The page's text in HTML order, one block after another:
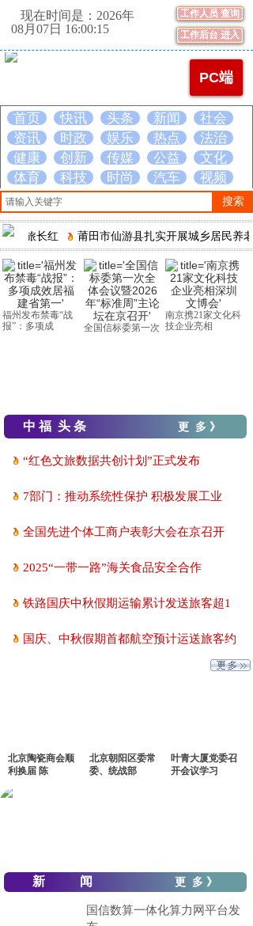
工作人员 查询
现在时间是：2026年
08月07日 16:00:16
工作后台 进入
PC端
首页 快讯 头条 新闻
社会
资讯
时政 娱乐 热点
法治
健康
创新 传媒 公益
文化
体育
科技 时尚 汽车 视频
搜索
红 莆田市仙游县扎实开展城乡居民养老保险
福州发布禁毒“战
报”：多项成
全国信标委第一次
南京携21家文化科
技企业亮相
中 福 头 条 更 多 》
“红色文旅数据共创计划”正式发布
7部门：推动系统性保护 积极发展工业
全国先进个体工商户表彰大会在京召开
2025“一带一路”海关食品安全合作
铁路国庆中秋假期运输累计发送旅客超1
国庆、中秋假期首都航空预计运送旅客约
北京陶瓷商会顺
利换届 陈
北京朝阳区委常
委、统战部
叶青大厦党委召
开会议学习
新 闻 更 多 》
国信数算一体化算力网平台发